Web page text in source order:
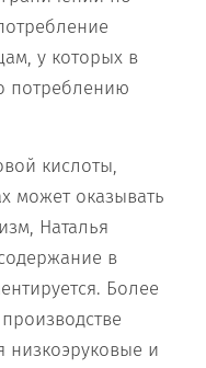
у которых в
потреблению
кислоты,
может оказывать
Наталья
в
Более
низкоэруковые и